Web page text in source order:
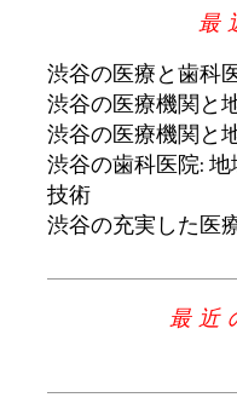
最
渋谷の医療と歯科
渋谷の医療機関と
渋谷の医療機関と
渋谷の歯科医院:
技術
渋谷の充実した医
最近